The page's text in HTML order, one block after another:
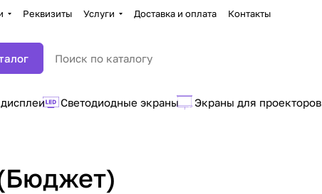
Реквизиты Услуги Доставка и оплата Контакты
Светодиодные экраны Экраны для проекторов